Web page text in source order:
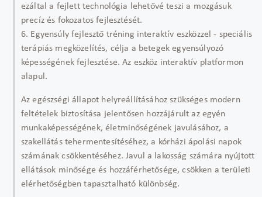
ezáltal a fejlett technológia lehetővé teszi a mozgásuk
precíz és fokozatos fejlesztését.
6. Egyensúly fejlesztő tréning interaktív eszközzel - speciális
terápiás megközelítés, célja a betegek egyensúlyozó
képességének fejlesztése. Az eszköz interaktív platformon
alapul.
Az egészségi állapot helyreállításához szükséges modern
feltételek biztosítása jelentősen hozzájárult az egyén
munkaképességének, életminőségének javulásához, a
szakellátás tehermentesítéséhez, a kórházi ápolási napok
számának csökkentéséhez. Javul a lakosság számára nyújtott
ellátások minősége és hozzáférhetősége, csökken a területi
elérhetőségben tapasztalható különbség.